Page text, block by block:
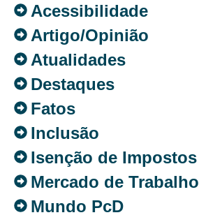
Acessibilidade
Artigo/Opinião
Atualidades
Destaques
Fatos
Inclusão
Isenção de Impostos
Mercado de Trabalho
Mundo PcD